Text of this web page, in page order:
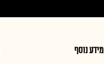
מידע נוסף